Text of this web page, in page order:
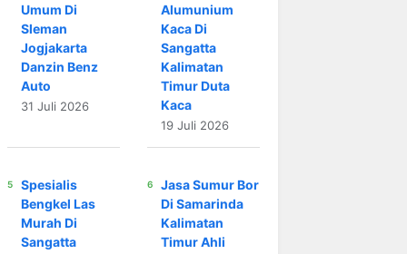
Umum Di
Sleman
Jogjakarta
Danzin Benz
Auto
31 Juli 2026
Alumunium
Kaca Di
Sangatta
Kalimatan
Timur Duta
Kaca
19 Juli 2026
Spesialis
Bengkel Las
Murah Di
Sangatta
Jasa Sumur Bor
Di Samarinda
Kalimatan
Timur Ahli